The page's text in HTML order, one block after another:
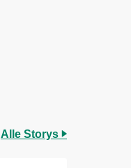
Alle Storys